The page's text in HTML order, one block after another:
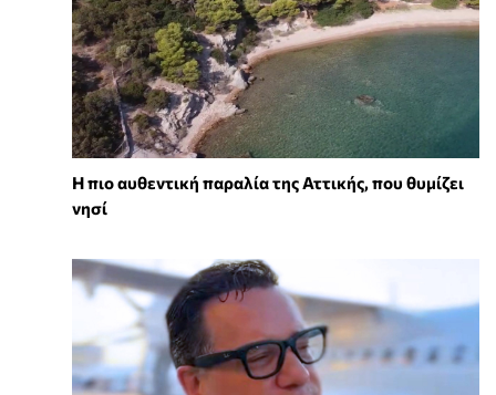
Η πιο αυθεντική παραλία της Αττικής, που θυμίζει
νησί